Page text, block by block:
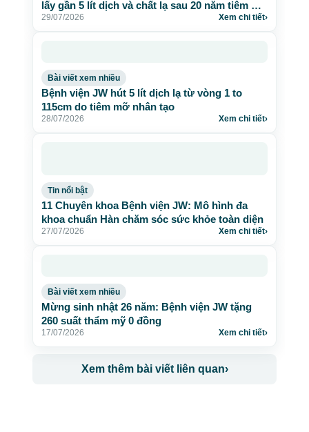
lấy gần 5 lít dịch và chất lạ sau 20 năm tiêm mỡ
nhân tạo
29/07/2026 Xem chi tiết›
Bài viết xem nhiều
Bệnh viện JW hút 5 lít dịch lạ từ vòng 1 to
115cm do tiêm mỡ nhân tạo
28/07/2026 Xem chi tiết›
Tin nổi bật
11 Chuyên khoa Bệnh viện JW: Mô hình đa
khoa chuẩn Hàn chăm sóc sức khỏe toàn diện
27/07/2026 Xem chi tiết›
Bài viết xem nhiều
Mừng sinh nhật 26 năm: Bệnh viện JW tặng
260 suất thẩm mỹ 0 đồng
17/07/2026 Xem chi tiết›
Xem thêm bài viết liên quan›